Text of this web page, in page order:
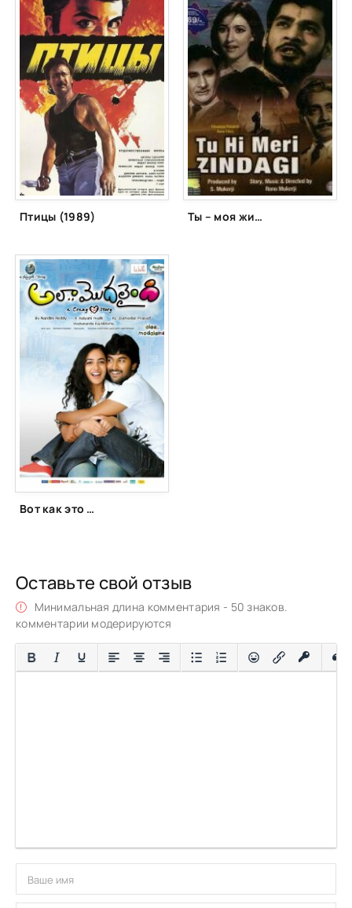
Птицы (1989) Ты – моя жизнь (1965)
Вот как это началось (2011)
Оставьте свой отзыв
Минимальная длина комментария - 50 знаков.
комментарии модерируются